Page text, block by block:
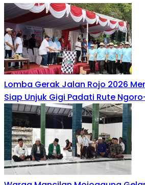
Lomba Gerak Jalan Rojo 2026
Siap Unjuk Gigi Padati Rute